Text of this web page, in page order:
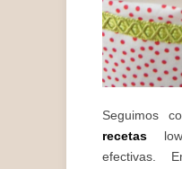
Seguimos
recetas
efectivas.